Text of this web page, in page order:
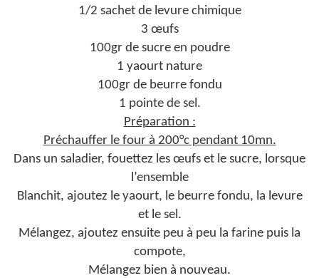
1/2 sachet de levure chimique
3 œufs
100gr de sucre en poudre
1 yaourt nature
100gr de beurre fondu
1 pointe de sel.
Préparation :
Préchauffer le four à 200°c pendant 10mn.
Dans un saladier, fouettez les œufs et le sucre, lorsque
l’ensemble
Blanchit, ajoutez le yaourt, le beurre fondu, la levure
et le sel.
Mélangez, ajoutez ensuite peu à peu la farine puis la
compote,
Mélangez bien à nouveau.